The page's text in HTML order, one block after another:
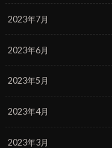
2023年7月
2023年6月
2023年5月
2023年4月
2023年3月